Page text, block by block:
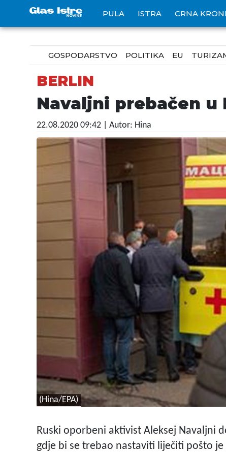
PULA ISTRA CRNA
GOSPODARSTVO POLITIKA EU
BERLIN
Navaljni prebačen
22.08.2020 09:42 | Autor: Hina
(Hina/EPA)
Ruski oporbeni aktivist Aleksej Navaljni
gdje bi se trebao nastaviti liječiti pošto